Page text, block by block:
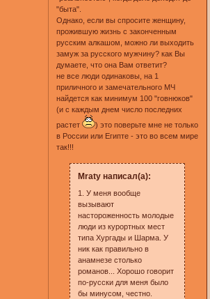
"быта".
Однако, если вы спросите женщину,
прожившую жизнь с законченным
русским алкашом, можно ли выходить
замуж за русского мужчину? как Вы
думаете, что она Вам ответит?
не все люди одинаковы, на 1
приличного и замечательного МЧ
найдется как минимум 100 "говнюков"
(и с каждым днем число последних
растет
) это поверьте мне не только
в России или Египте - это во всем мире
так!!!
Mraty написал(а):
1. У меня вообще
вызывают
настороженность молодые
люди из курортных мест
типа Хургады и Шарма. У
ник как правильно в
анамнезе столько
романов... Хорошо говорит
по-русски для меня было
бы минусом, честно.